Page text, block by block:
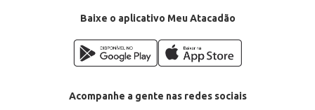
Baixe o aplicativo Meu Atacadão
Acompanhe a gente nas redes sociais